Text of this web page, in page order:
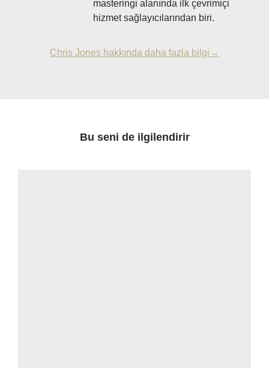
masteringi alanında ilk çevrimiçi
hizmet sağlayıcılarından biri.
Chris Jones hakkında daha fazla bilgi→
Bu seni de ilgilendirir